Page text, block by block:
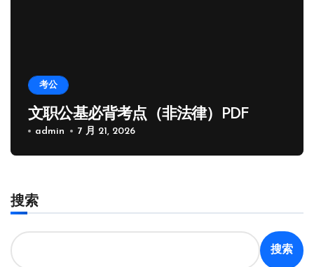
考公
文职公基必背考点（非法律）PDF
admin 7 月 21, 2026
搜索
搜索